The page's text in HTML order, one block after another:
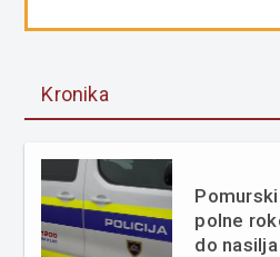
Kronika
polne
do